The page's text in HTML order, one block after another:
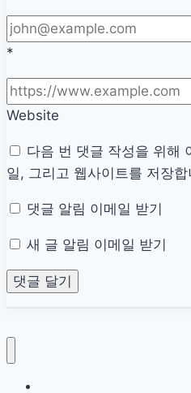
*
Website
다음 번 댓글 작성을 위해
일, 그리고 웹사이트를 저장합
댓글 알림 이메일 받기
새 글 알림 이메일 받기